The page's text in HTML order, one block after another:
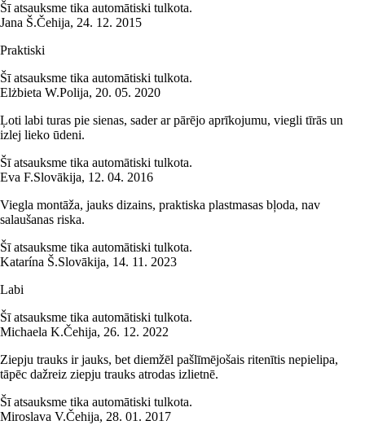
Šī atsauksme tika automātiski tulkota.
Jana Š.Čehija, 24. 12. 2015
Praktiski
Šī atsauksme tika automātiski tulkota.
Elżbieta W.Polija, 20. 05. 2020
Ļoti labi turas pie sienas, sader ar pārējo aprīkojumu, viegli tīrās un
izlej lieko ūdeni.
Šī atsauksme tika automātiski tulkota.
Eva F.Slovākija, 12. 04. 2016
Viegla montāža, jauks dizains, praktiska plastmasas bļoda, nav
salaušanas riska.
Šī atsauksme tika automātiski tulkota.
Katarína Š.Slovākija, 14. 11. 2023
Labi
Šī atsauksme tika automātiski tulkota.
Michaela K.Čehija, 26. 12. 2022
Ziepju trauks ir jauks, bet diemžēl pašlīmējošais ritenītis nepielipa,
tāpēc dažreiz ziepju trauks atrodas izlietnē.
Šī atsauksme tika automātiski tulkota.
Miroslava V.Čehija, 28. 01. 2017